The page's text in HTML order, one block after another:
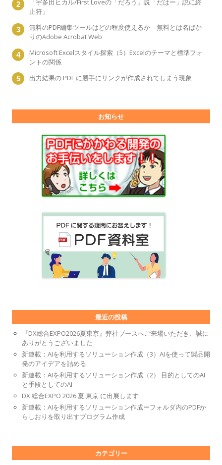
「宇多田ヒカル/First Loveの「だろう」説「だはー」説に終
止符」
無料のPDF編集ツールはどの程度使えるか―無料とは名ばか
りのAdobe Acrobat Web
Microsoft Excelスタイル探索（5）Excelのテーマと標準フォ
ントの関係
出力結果の PDF に勝手にリンクが作成されてしまう現象
お知らせ
最近の投稿
『DX総合EXPO2026夏東京』弊社ブースへご来場いただき、誠に
ありがとうございました
新連載：AIを利用するソリューション作成（3）AIを使って製品開
発のアイデアを詰める
新連載：AIを利用するソリューション作成（2） 目的としてのAI
と手段としてのAI
DX 総合EXPO 2026 夏 東京 に出展します
新連載：AIを利用するソリューション作成ーフォルダ内のPDFか
らしおりを取り出すプログラム作成
カテゴリー